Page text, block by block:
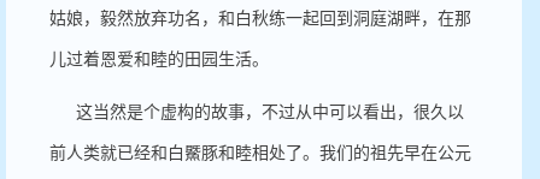
姑娘，毅然放弃功名，和白秋练一起回到洞庭湖畔，在那
儿过着恩爱和睦的田园生活。
这当然是个虚构的故事，不过从中可以看出，很久以
前人类就已经和白鱀豚和睦相处了。我们的祖先早在公元